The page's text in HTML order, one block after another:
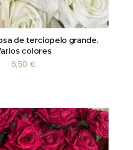
de terciopelo grande.
colores
6,50 €